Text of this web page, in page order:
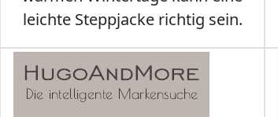
leichte Steppjacke richtig sein.